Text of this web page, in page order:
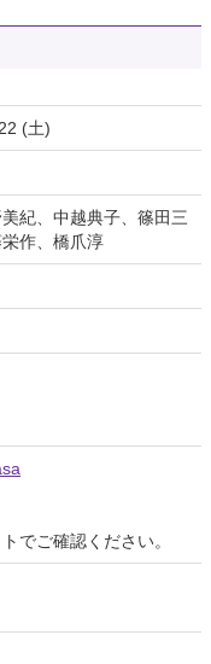
(土)
紀、中越典子、篠田三
作、橋爪淳
でご確認ください。